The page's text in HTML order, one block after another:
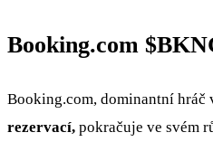
Booking.com
Booking.com, dominantní hráč
rezervací, pokračuje ve svém